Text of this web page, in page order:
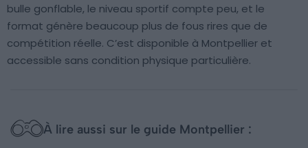
bulle gonflable, le niveau sportif compte peu, et le
format génère beaucoup plus de fous rires que de
compétition réelle. C’est disponible à Montpellier et
accessible sans condition physique particulière.
À lire aussi sur le guide Montpellier :